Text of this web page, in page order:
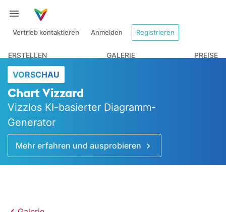
Vertrieb kontaktieren Anmelden Registrieren
ERSTELLEN GALERIE PREISE
VORSCHAU
Chart Vizzard
Vizzlos KI-basierter Diagramm-
Generator
Mehr erfahren und ausprobieren